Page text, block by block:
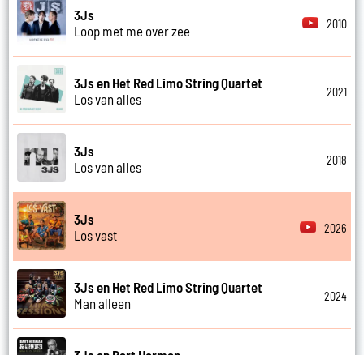
3Js
Loop met me over zee
2010
3Js en Het Red Limo String Quartet
Los van alles
2021
3Js
Los van alles
2018
3Js
Los vast
2026
3Js en Het Red Limo String Quartet
Man alleen
2024